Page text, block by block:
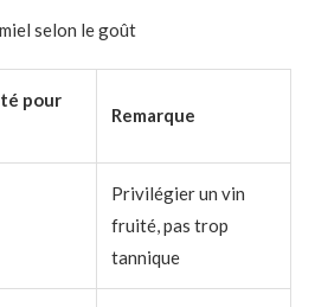
selon le goût
pour
Remarque
Privilégier un vin
fruité, pas trop
tannique